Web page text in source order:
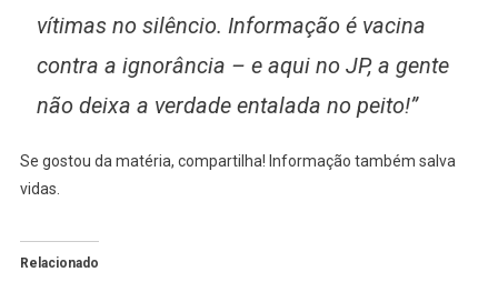
vítimas no silêncio. Informação é vacina
contra a ignorância – e aqui no JP, a gente
não deixa a verdade entalada no peito!”
Se gostou da matéria, compartilha! Informação também salva
vidas.
Relacionado